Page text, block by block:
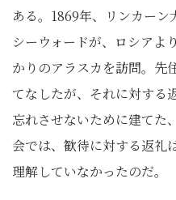
ある。1869年、リンカー
シーウォードが、ロシアよ
かりのアラスカを訪問。先
てなしたが、それに対する
忘れさせないために建てた
会では、歓待に対する返礼
理解していなかったのだ。